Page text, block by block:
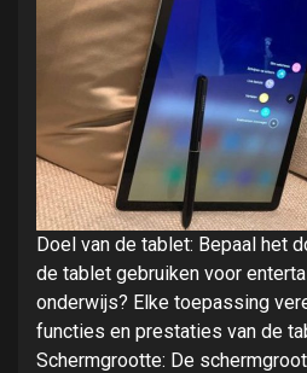
Doel van de tablet: Bepaal het
de tablet gebruiken voor
onderwijs? Elke toepassing
functies en prestaties van de
Schermgrootte: De